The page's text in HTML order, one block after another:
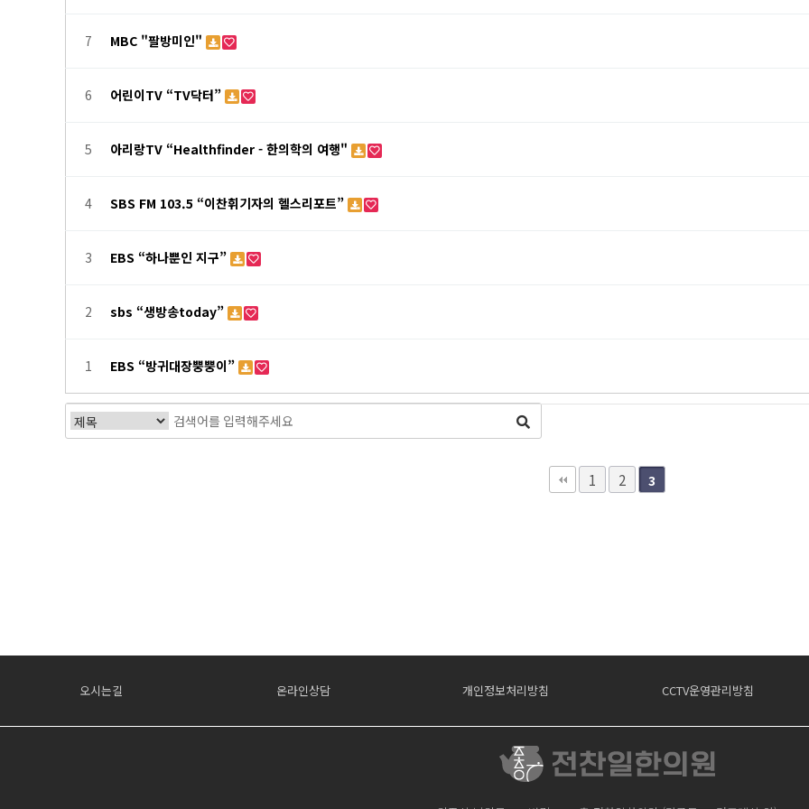
7 MBC "팔방미인"
6 어린이TV “TV닥터”
5 아리랑TV “Healthfinder - 한의학의 여행"
4 SBS FM 103.5 “이찬휘기자의 헬스리포트”
3 EBS “하나뿐인 지구”
2 sbs “생방송today”
1 EBS “방귀대장뿡뿡이”
1 2 3
오시는길 온라인상담 개인정보처리방침 CCTV운영관리방침